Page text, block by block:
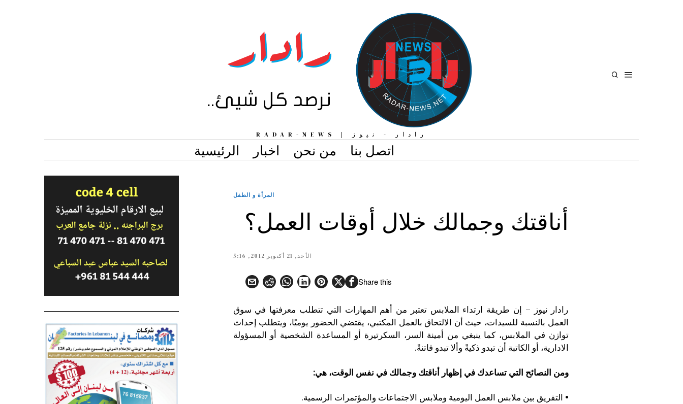
رادار - نيوز | RADAR-NEWS
الرئيسية اخبار من نحن اتصل بنا
المرأة و الطفل
أناقتك وجمالك خلال أوقات العمل؟
الأحد, 21 أكتوبر 2012, 5:16
Share this
رادار نيوز – إن طريقة ارتداء الملابس تعتبر من أهم المهارات التي تتطلب معرفتها في سوق
العمل بالنسبة للسيدات، حيث أن الالتحاق بالعمل المكتبي، يقتضي الحضور يوميًا، ويتطلب إحداث
توازن في الملابس، كما ينبغي من أمينة السر، السكرتيرة أو المساعدة الشخصية أو المسؤولة
الادارية، أو الكاتبة أن تبدو ذكيةً وألا تبدو فاتنةً.
ومن النصائح التي تساعدك في إظهار أناقتك وجمالك في نفس الوقت، هي:
• التفريق بين ملابس العمل اليومية وملابس الاجتماعات والمؤتمرات الرسمية.